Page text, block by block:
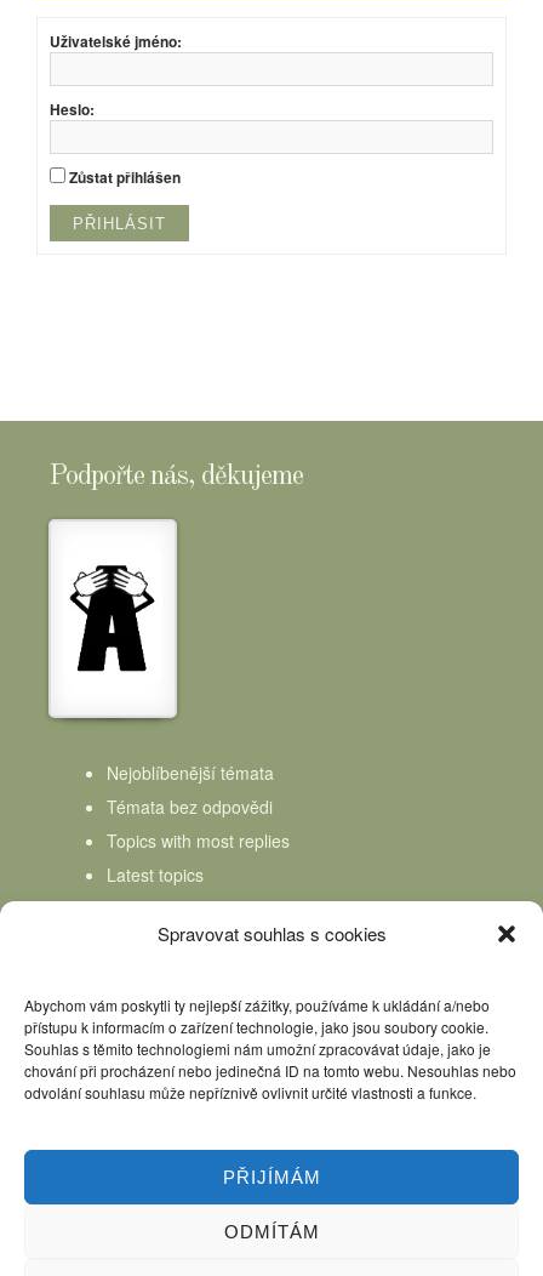
Spravovat souhlas s cookies
Abychom vám poskytli ty nejlepší zážitky, používáme k ukládání a/nebo
přístupu k informacím o zařízení technologie, jako jsou soubory cookie.
Souhlas s těmito technologiemi nám umožní zpracovávat údaje, jako je
chování při procházení nebo jedinečná ID na tomto webu. Nesouhlas nebo
odvolání souhlasu může nepříznivě ovlivnit určité vlastnosti a funkce.
PŘIJÍMÁM
ODMÍTÁM
Uživatelské jméno:
Heslo:
Zůstat přihlášen
PŘIHLÁSIT
Podpořte nás, děkujeme
Nejoblíbenější témata
Témata bez odpovědi
Topics with most replies
Latest topics
Topics Freshness